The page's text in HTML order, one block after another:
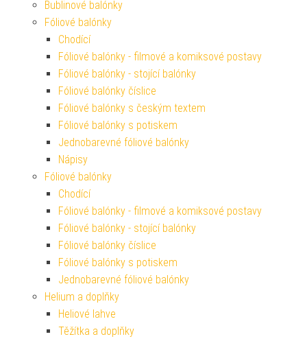
Bublinové balónky
Fóliové balónky
Chodící
Fóliové balónky - filmové a komiksové postavy
Fóliové balónky - stojící balónky
Fóliové balónky číslice
Fóliové balónky s českým textem
Fóliové balónky s potiskem
Jednobarevné fóliové balónky
Nápisy
Fóliové balónky
Chodící
Fóliové balónky - filmové a komiksové postavy
Fóliové balónky - stojící balónky
Fóliové balónky číslice
Fóliové balónky s potiskem
Jednobarevné fóliové balónky
Helium a doplňky
Heliové lahve
Těžítka a doplňky